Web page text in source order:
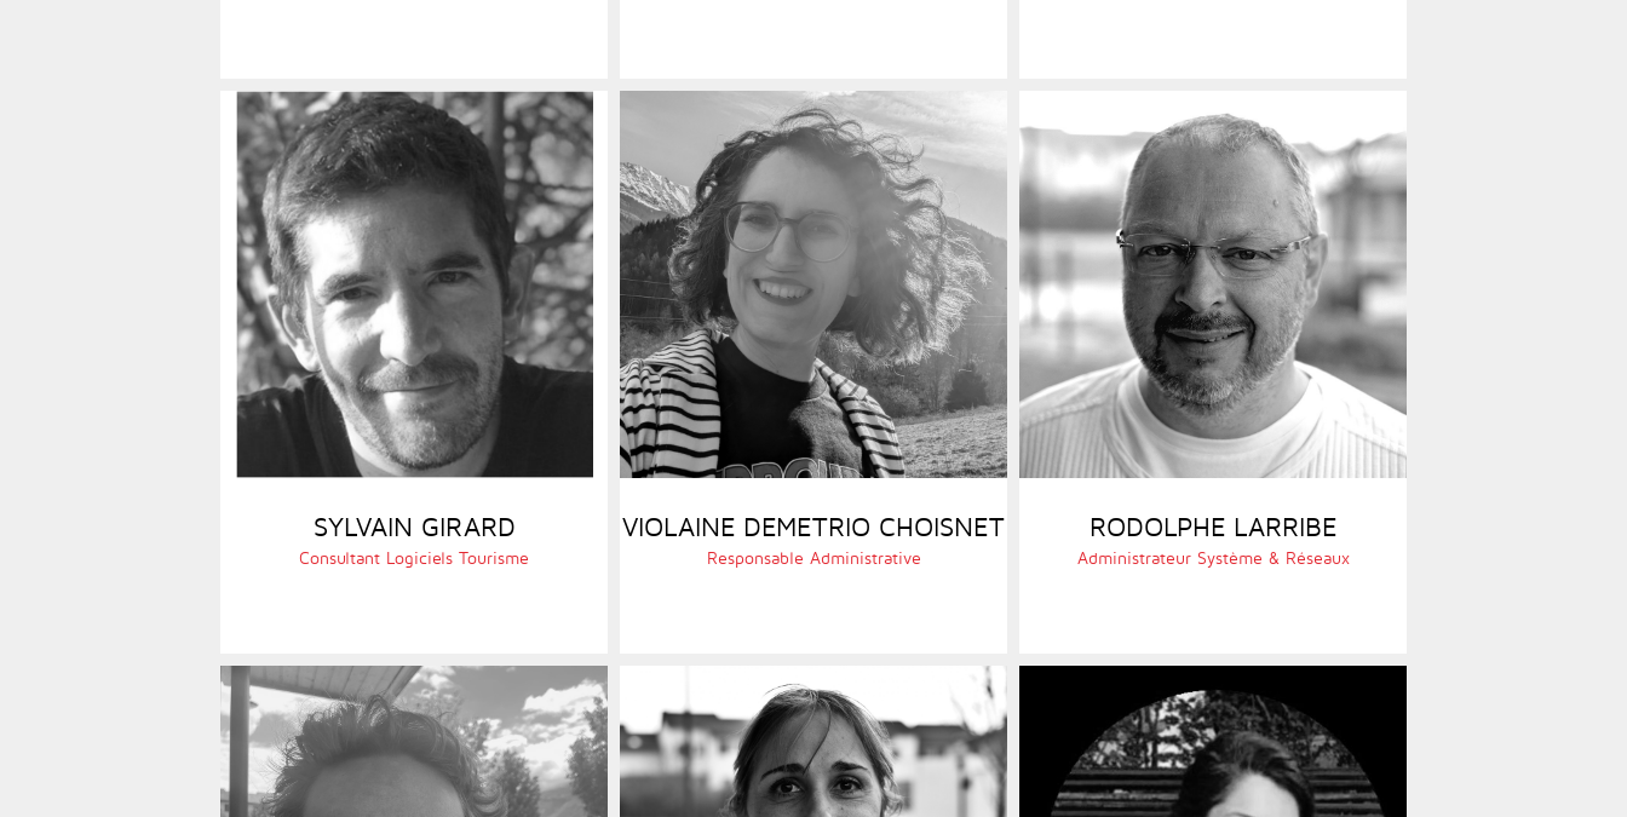
SYLVAIN GIRARD
Consultant Logiciels Tourisme
VIOLAINE DEMETRIO CHOISNET
Responsable Administrative
RODOLPHE LARRIBE
Administrateur Système & Réseaux